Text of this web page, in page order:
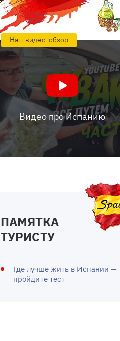
Наш видео-обзор
Видео про Испанию
ПАМЯТКА
ТУРИСТУ
Где лучше жить в Испании —
пройдите тест